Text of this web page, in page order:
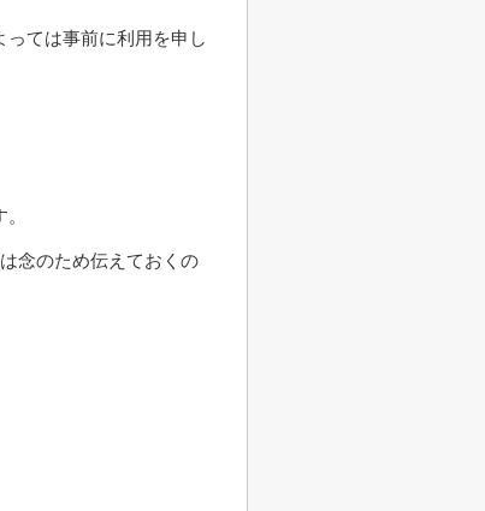
ては事前に利用を申し
念のため伝えておくの